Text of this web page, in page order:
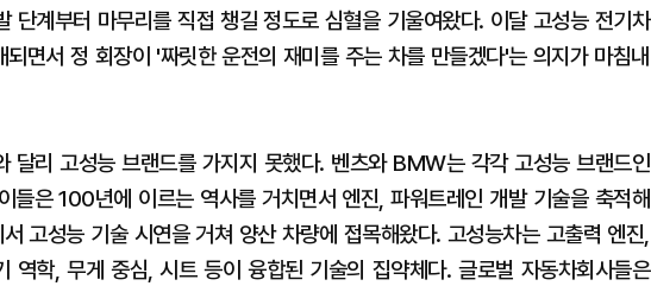
단계부터 마무리를 직접 챙길 정도로 심혈을 기울여왔다. 이달 고성능 전기차
면서 정 회장이 '짜릿한 운전의 재미를 주는 차를 만들겠다'는 의지가 마침내
달리 고성능 브랜드를 가지지 못했다. 벤츠와 BMW는 각각 고성능 브랜드인
은 100년에 이르는 역사를 거치면서 엔진, 파워트레인 개발 기술을 축적해
고성능 기술 시연을 거쳐 양산 차량에 접목해왔다. 고성능차는 고출력 엔진,
역학, 무게 중심, 시트 등이 융합된 기술의 집약체다. 글로벌 자동차회사들은